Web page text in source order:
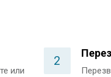
или
2